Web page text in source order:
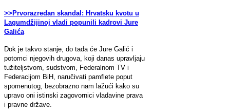
>>Prvorazredan skandal: Hrvatsku kvotu u
Lagumdžijinoj vladi popunili kadrovi Jure
Galića
Dok je takvo stanje, do tada će Jure Galić i
potomci njegovih drugova, koji danas upravljaju
tužiteljstvom, sudstvom, Federalnom TV i
Federacijom BiH, naručivati pamflete poput
spomenutog, bezobrazno nam lažući kako su
upravo oni istinski zagovornici vladavine prava
i pravne države.